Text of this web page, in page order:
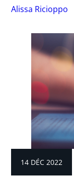
Alissa Ricioppo
14 DÉC 2022